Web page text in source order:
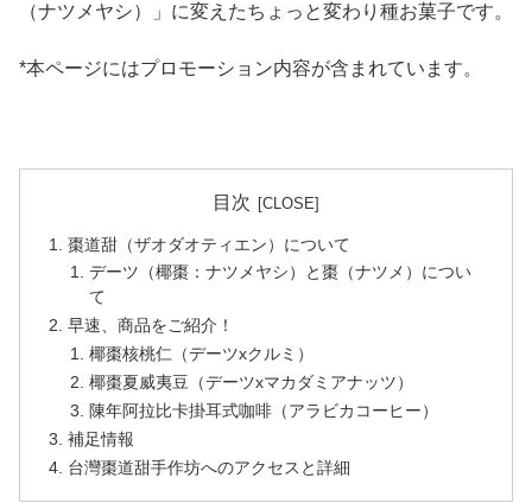
（ナツメヤシ）」に変えたちょっと変わり種お菓子です。
*本ページにはプロモーション内容が含まれています。
目次
棗道甜（ザオダオティエン）について
デーツ（椰棗：ナツメヤシ）と棗（ナツメ）につい
て
早速、商品をご紹介！
椰棗核桃仁（デーツxクルミ）
椰棗夏威夷豆（デーツxマカダミアナッツ）
陳年阿拉比卡掛耳式咖啡（アラビカコーヒー）
補足情報
台灣棗道甜手作坊へのアクセスと詳細